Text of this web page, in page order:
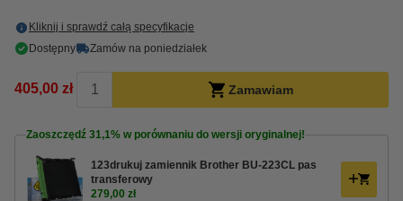
Kliknij i sprawdź całą specyfikacje
Dostępny
Zamów na poniedziałek
405,00 zł Zamawiam
Zaoszczędź 31,1% w porównaniu do wersji oryginalnej!
123drukuj zamiennik Brother BU-223CL pas
transferowy
279,00 zł